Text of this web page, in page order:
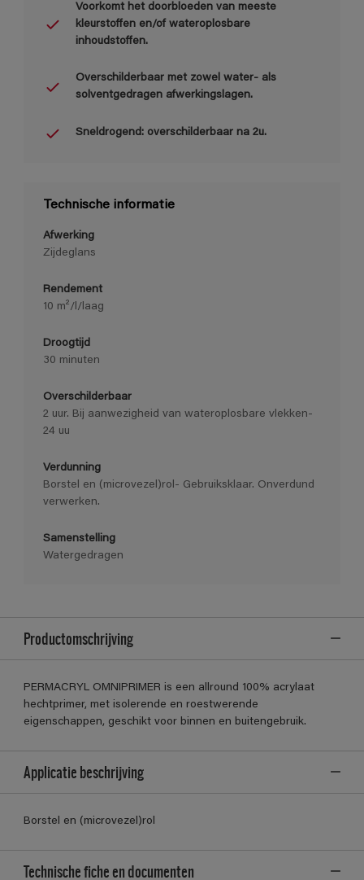
Voorkomt het doorbloeden van meeste
kleurstoffen en/of wateroplosbare
inhoudstoffen.
Overschilderbaar met zowel water- als
solventgedragen afwerkingslagen.
Sneldrogend: overschilderbaar na 2u.
Technische informatie
Afwerking
Zijdeglans
Rendement
10 m²/l/laag
Droogtijd
30 minuten
Overschilderbaar
2 uur. Bij aanwezigheid van wateroplosbare vlekken-
24 uu
Verdunning
Borstel en (microvezel)rol- Gebruiksklaar. Onverdund
verwerken.
Samenstelling
Watergedragen
Productomschrijving
PERMACRYL OMNIPRIMER is een allround 100% acrylaat
hechtprimer, met isolerende en roestwerende
eigenschappen, geschikt voor binnen en buitengebruik.
Applicatie beschrijving
Borstel en (microvezel)rol
Technische fiche en documenten